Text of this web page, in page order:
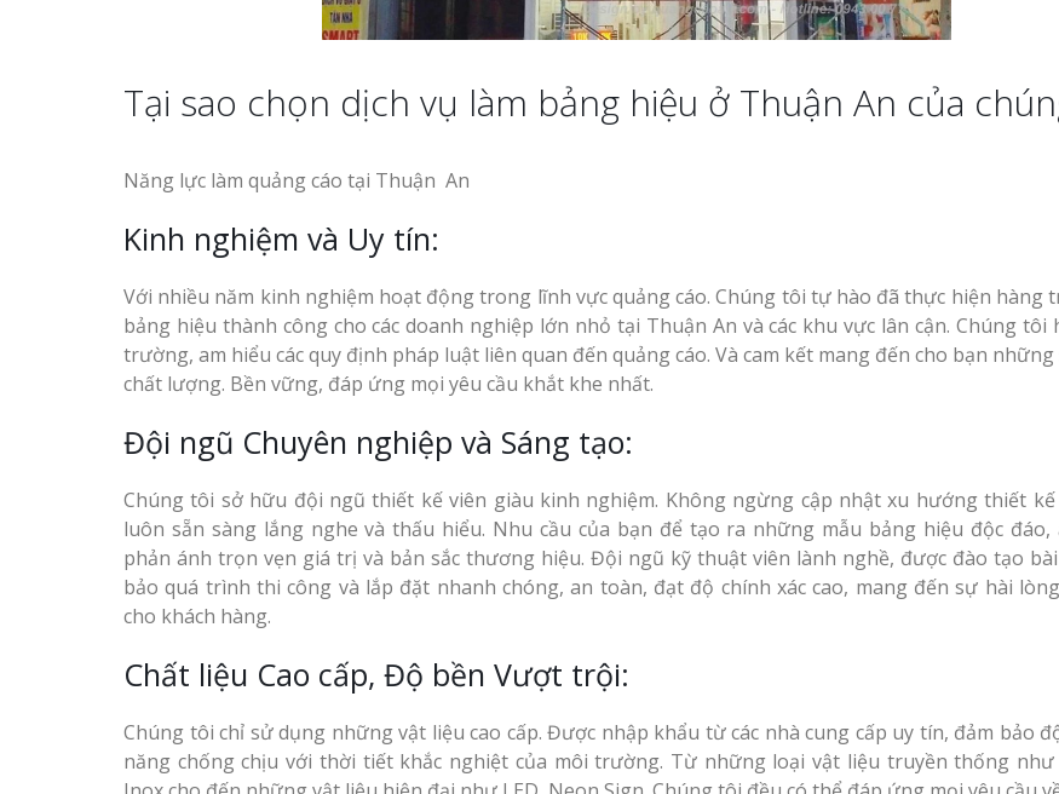
Tại sao chọn dịch vụ làm bảng hiệu ở Thuận An của
Năng lực làm quảng cáo tại Thuận An
Kinh nghiệm và Uy tín:
Với nhiều năm kinh nghiệm hoạt động trong lĩnh vực quảng cáo. Chúng tôi tự hào đã thực hiện hàng
bảng hiệu thành công cho các doanh nghiệp lớn nhỏ tại Thuận An và các khu vực lân cận. Chúng tôi
trường, am hiểu các quy định pháp luật liên quan đến quảng cáo. Và cam kết mang đến cho bạn những
chất lượng. Bền vững, đáp ứng mọi yêu cầu khắt khe nhất.
Đội ngũ Chuyên nghiệp và Sáng tạo:
Chúng tôi sở hữu đội ngũ thiết kế viên giàu kinh nghiệm. Không ngừng cập nhật xu hướng thiết
luôn sẵn sàng lắng nghe và thấu hiểu. Nhu cầu của bạn để tạo ra những mẫu bảng hiệu độc đáo,
phản ánh trọn vẹn giá trị và bản sắc thương hiệu. Đội ngũ kỹ thuật viên lành nghề, được đào tạo
bảo quá trình thi công và lắp đặt nhanh chóng, an toàn, đạt độ chính xác cao, mang đến sự hài
cho khách hàng.
Chất liệu Cao cấp, Độ bền Vượt trội:
Chúng tôi chỉ sử dụng những vật liệu cao cấp. Được nhập khẩu từ các nhà cung cấp uy tín, đảm bảo
năng chống chịu với thời tiết khắc nghiệt của môi trường. Từ những loại vật liệu truyền thống như
Làm biển hiệu tại Vinh
Mẫu biển quán cà phê
Mẫu biển hiệu gỗ vintage
ấn tượng
Binh đẹp giá rẻ
Làm biển gỗ tại Hà Giang
đẹp giá rẻ
Bảng gỗ treo cửa
Đàn Uy Tín Giá
Top 10 Mẫu
Shop Quần Áo
Đẹp
Làm Hộp Đèn
Nghệ An Thu
Hút Khách Hàng
Top 10 Mẫu Bảng
Hiệu Shop Quần Áo
Làm Bảng Hiệu Nhà
Chuẩn GPP
Làm Hộp Đèn Siêu
Mỏng Nghệ An Thu
Hút
Bảng Hiệu Salon Tóc
Vinh Thu Hút Mọi
Ánh Nhìn